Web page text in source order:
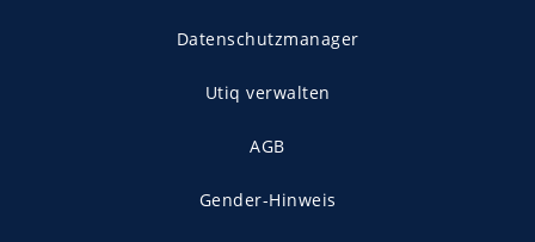
Datenschutzmanager
Utiq verwalten
AGB
Gender-Hinweis